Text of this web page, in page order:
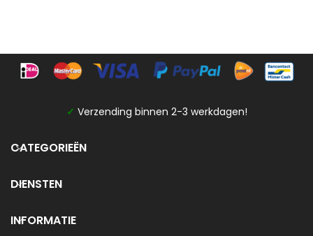
✓ Verzending binnen 2-3 werkdagen!
CATEGORIEËN
DIENSTEN
INFORMATIE